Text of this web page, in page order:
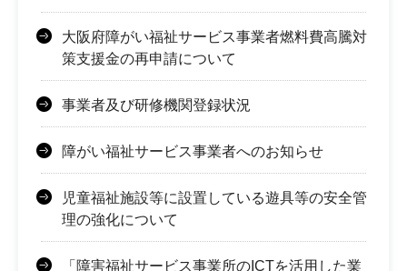
大阪府障がい福祉サービス事業者燃料費高騰対
策支援金の再申請について
事業者及び研修機関登録状況
障がい福祉サービス事業者へのお知らせ
児童福祉施設等に設置している遊具等の安全管
理の強化について
「障害福祉サービス事業所のICTを活用した業